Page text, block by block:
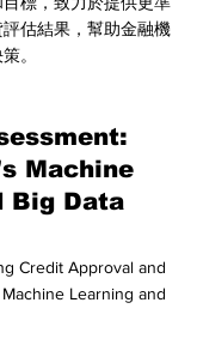
估結果，幫助金融機
。
Machine
Big Data
Credit Approval and
Learning and